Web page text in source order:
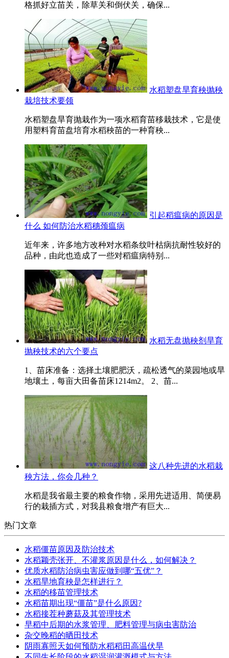
格抓好立苗关，除草关和倒伏关，确保...
水稻塑盘旱育秧抛秧
栽培技术要领
水稻塑盘旱育抛栽作为一项水稻育苗移栽技术，它是使
用塑料育苗盘培育水稻秧苗的一种育秧...
引起稻瘟病的原因是
什么 如何防治水稻穗颈瘟病
近年来，许多地方改种对水稻条纹叶枯病抗耐性较好的
品种，由此也造成了一些对稻瘟病特别...
水稻无盘抛秧剂旱育
抛秧技术的六个要点
1、苗床准备：选择土壤肥肥沃，疏松透气的菜园地或旱
地壤土，每亩大田备苗床1214m2。 2、苗...
这八种先进的水稻栽
秧方法，你会几种？
水稻是我省最主要的粮食作物，采用先进适用、简便易
行的栽插方式，对我县粮食增产有巨大...
热门文章
水稻僵苗原因及防治技术
水稻颖壳张开、不灌浆原因是什么，如何解决？
优质水稻防治病虫害应做到哪“五优”？
水稻旱地育秧是怎样进行？
水稻的移苗管理技术
水稻苗期出现“僵苗”是什么原因?
水稻接茬种蘑菇及其管理技术
早稻中后期的水浆管理、肥料管理与病虫害防治
杂交晚稻的晒田技术
阴雨寡照天如何预防水稻稻田高温伏旱